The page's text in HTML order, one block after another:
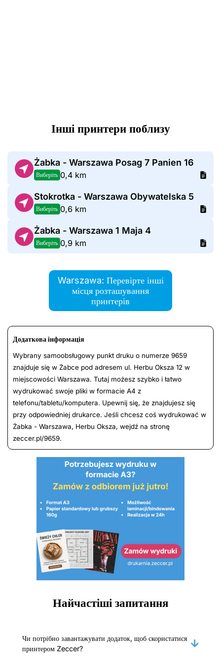
Інші принтери поблизу
Żabka - Warszawa Posag 7 Panien 16
Виберіть 0,4 km
Stokrotka - Warszawa Obywatelska 5
Виберіть 0,6 km
Żabka - Warszawa 1 Maja 4
Виберіть 0,9 km
Warszawa: Перевірте інші
місця розташування
принтерів
Додаткова інформація
Wybrany samoobsługowy punkt druku o numerze 9659
znajduje się w Żabce pod adresem ul. Herbu Oksza 12 w
miejscowości Warszawa. Tutaj możesz szybko i łatwo
wydrukować swoje pliki w formacie A4 z
telefonu/tabletu/komputera. Upewnij się, że znajdujesz się
przy odpowiedniej drukarce. Jeśli chcesz coś wydrukować w
Żabka - Warszawa, Herbu Oksza, wejdź na stronę
zeccer.pl/9659.
Найчастіші запитання
Чи потрібно завантажувати додаток, щоб скористатися
принтером Zeccer?